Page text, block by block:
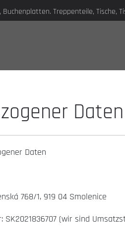
Treppenteile, Tische,
Daten
Daten
768/1, 919 04 Smolenice
SK2021836707 (wir sind